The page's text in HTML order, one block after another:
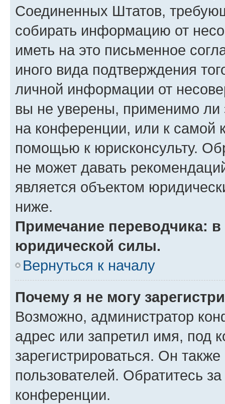
Соединенных Штатов,
собирать информацию от
иметь на это письменное
иного вида подтверждения
личной информации от
вы не уверены, применимо ли
на конференции, или к самой
помощью к юрисконсульту.
не может давать
является объектом
ниже.
Примечание переводчика:
юридической силы.
Вернуться к началу
Почему я не могу
Возможно, администратор
адрес или запретил имя, под
зарегистрироваться. Он
пользователей. Обратитесь
конференции.